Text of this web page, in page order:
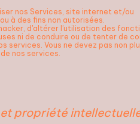
nos Services, site internet et/ou
à des fins non autorisées.
d'altérer l’utilisation des
ni de conduire ou de tenter de
services. Vous ne devez pas non
nos services.
propriété